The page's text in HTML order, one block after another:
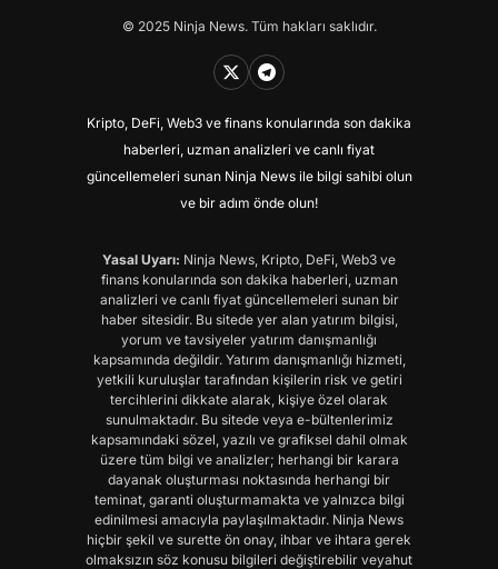
© 2025 Ninja News. Tüm hakları saklıdır.
Kripto, DeFi, Web3 ve finans konularında son dakika
haberleri, uzman analizleri ve canlı fiyat
güncellemeleri sunan Ninja News ile bilgi sahibi olun
ve bir adım önde olun!
Yasal Uyarı: Ninja News, Kripto, DeFi, Web3 ve
finans konularında son dakika haberleri, uzman
analizleri ve canlı fiyat güncellemeleri sunan bir
haber sitesidir. Bu sitede yer alan yatırım bilgisi,
yorum ve tavsiyeler yatırım danışmanlığı
kapsamında değildir. Yatırım danışmanlığı hizmeti,
yetkili kuruluşlar tarafından kişilerin risk ve getiri
tercihlerini dikkate alarak, kişiye özel olarak
sunulmaktadır. Bu sitede veya e-bültenlerimiz
kapsamındaki sözel, yazılı ve grafiksel dahil olmak
üzere tüm bilgi ve analizler; herhangi bir karara
dayanak oluşturması noktasında herhangi bir
teminat, garanti oluşturmamakta ve yalnızca bilgi
edinilmesi amacıyla paylaşılmaktadır. Ninja News
hiçbir şekil ve surette ön onay, ihbar ve ihtara gerek
olmaksızın söz konusu bilgileri değiştirebilir veyahut